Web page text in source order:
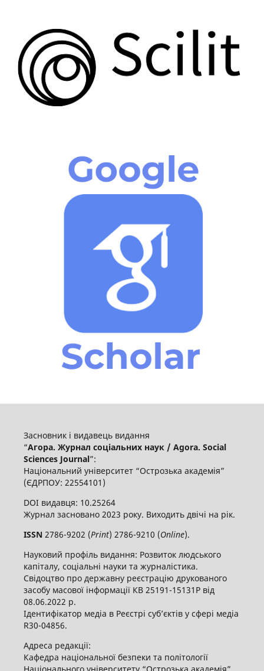
Засновник і видавець видання
“Агора. Журнал соціальних наук / Agora. Social
Sciences Journal”:
Національний університет “Острозька академія”
(ЄДРПОУ: 22554101)
DOI видавця: 10.25264
Журнал засновано 2023 року. Виходить двічі на рік.
ISSN2786-9202 (Print) 2786-9210 (Online).
Науковий профіль видання: Розвиток людського
капіталу, соціальні науки та журналістика.
Свідоцтво про державну реєстрацію друкованого
засобу масової інформації КВ 25191-15131Р від
08.06.2022 р.
Ідентифікатор медіа в Реєстрі суб’єктів у сфері медіа
R30-04856.
Адреса редакції:
Кафедра національної безпеки та політології